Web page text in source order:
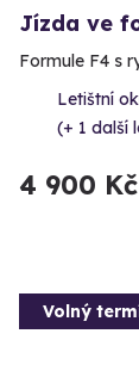
Jízda ve
Formule F4 s
Letištní
(+ 1 další
4 900 Kč
Volný